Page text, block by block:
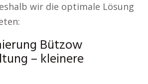
wir die optimale Lösung
Bützow
– kleinere